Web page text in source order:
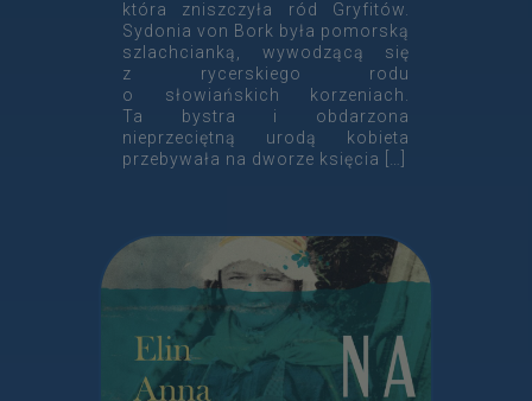
która zniszczyła ród Gryfitów.
Sydonia von Bork była pomorską
szlachcianką, wywodzącą się
z rycerskiego rodu
o słowiańskich korzeniach.
Ta bystra i obdarzona
nieprzeciętną urodą kobieta
przebywała na dworze księcia
[…]